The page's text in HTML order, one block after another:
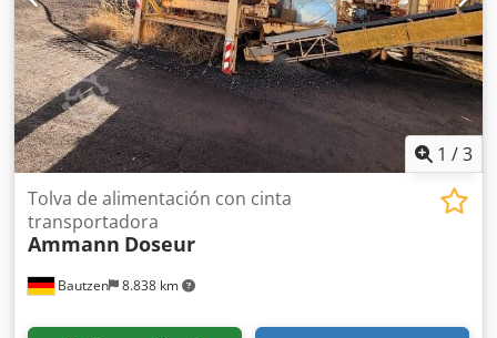
1 /3
Bautzen 8.838 km
Tolva de alimentación con cinta
transportadora
Ammann Doseur